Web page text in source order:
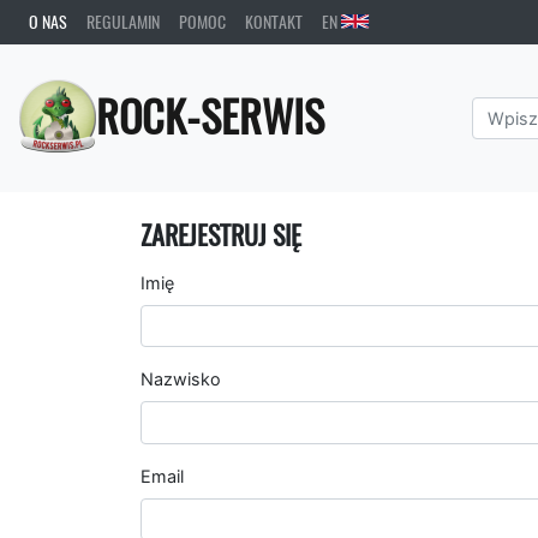
O NAS REGULAMIN POMOC KONTAKT EN
ROCK-SERWIS
ZAREJESTRUJ SIĘ
Imię
Nazwisko
Email